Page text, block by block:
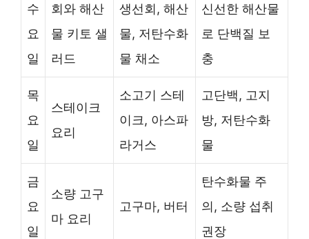
수
요
일
회와 해산
물 키토 샐
러드
생선회, 해산
물, 저탄수화
물 채소
신선한 해산물
로 단백질 보
충
목
요
일
스테이크
요리
소고기 스테
이크, 아스파
라거스
고단백, 고지
방, 저탄수화
물
금
요
일
소량 고구
마 요리
고구마, 버터
탄수화물 주
의, 소량 섭취
권장